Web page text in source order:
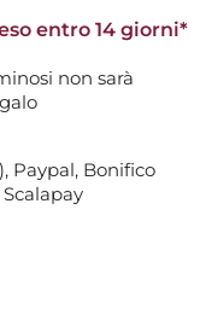
entro 14 giorni*
non sarà
Paypal, Bonifico